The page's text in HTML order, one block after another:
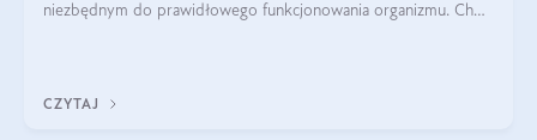
niezbędnym do prawidłowego funkcjonowania organizmu. Choć
CZYTAJ